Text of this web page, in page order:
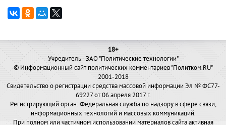
18+
Учредитель - ЗАО "Политические технологии"
© Информационный сайт политических комментариев "Политком.RU"
2001-2018
Свидетельство о регистрации средства массовой информации Эл № ФС77-
69227 от 06 апреля 2017 г.
Регистрирующий орган: Федеральная служба по надзору в сфере связи,
информационных технологий и массовых коммуникаций.
При полном или частичном использовании материалов сайта активная